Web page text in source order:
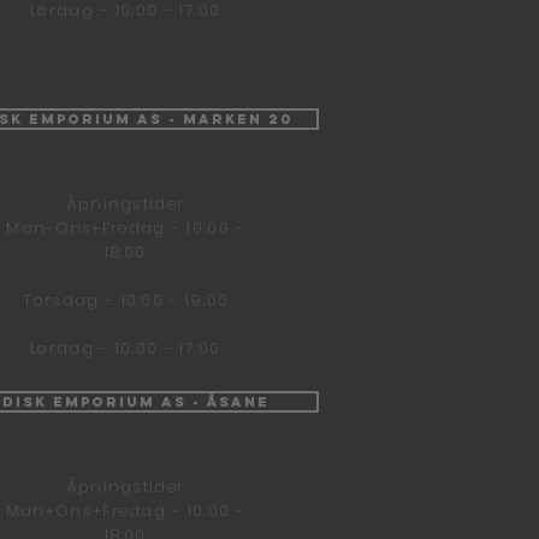
Lørdag - 10:00 - 17:00
Emporium AS - Marken 20
Åpningstider
Man-Ons+Fredag - 10:00 -
18:00
Torsdag - 10:00 - 19:00
Lørdag - 10:00 - 17:00
Emporium AS - Åsane
Åpningstider
Man+Ons+Fredag - 10:00 -